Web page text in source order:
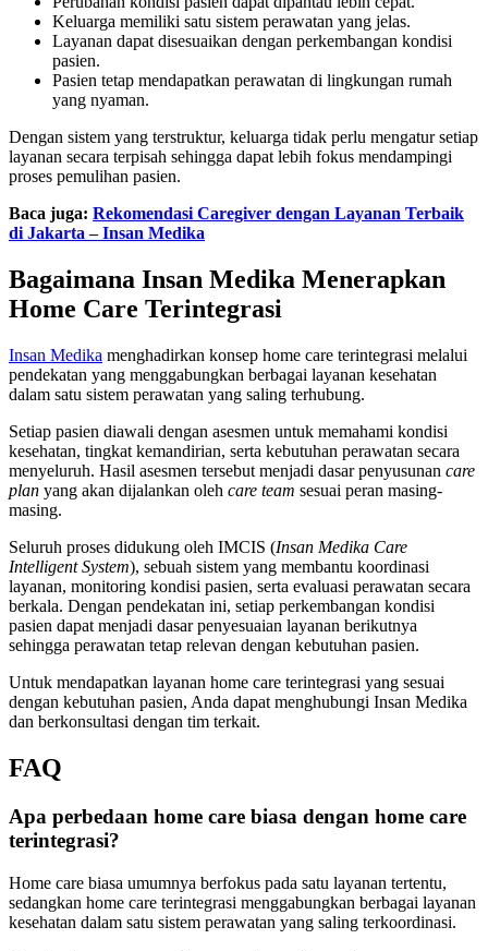
Keluarga memiliki satu sistem perawatan yang jelas.
Layanan dapat disesuaikan dengan perkembangan kondisi
pasien.
Pasien tetap mendapatkan perawatan di lingkungan rumah
yang nyaman.
Dengan sistem yang terstruktur, keluarga tidak perlu mengatur setiap
layanan secara terpisah sehingga dapat lebih fokus mendampingi
proses pemulihan pasien.
Baca juga: Rekomendasi Caregiver dengan Layanan Terbaik
di Jakarta – Insan Medika
Bagaimana Insan Medika Menerapkan
Home Care Terintegrasi
Insan Medika menghadirkan konsep home care terintegrasi melalui
pendekatan yang menggabungkan berbagai layanan kesehatan
dalam satu sistem perawatan yang saling terhubung.
Setiap pasien diawali dengan asesmen untuk memahami kondisi
kesehatan, tingkat kemandirian, serta kebutuhan perawatan secara
menyeluruh. Hasil asesmen tersebut menjadi dasar penyusunan care
plan yang akan dijalankan oleh care team sesuai peran masing-
masing.
Seluruh proses didukung oleh IMCIS (Insan Medika Care
Intelligent System), sebuah sistem yang membantu koordinasi
layanan, monitoring kondisi pasien, serta evaluasi perawatan secara
berkala. Dengan pendekatan ini, setiap perkembangan kondisi
pasien dapat menjadi dasar penyesuaian layanan berikutnya
sehingga perawatan tetap relevan dengan kebutuhan pasien.
Untuk mendapatkan layanan home care terintegrasi yang sesuai
dengan kebutuhan pasien, Anda dapat menghubungi Insan Medika
dan berkonsultasi dengan tim terkait.
FAQ
Apa perbedaan home care biasa dengan home care
terintegrasi?
Home care biasa umumnya berfokus pada satu layanan tertentu,
sedangkan home care terintegrasi menggabungkan berbagai layanan
kesehatan dalam satu sistem perawatan yang saling terkoordinasi.